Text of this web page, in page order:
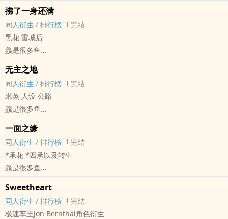
动漫同人 - BL
短篇 - 完结
拂了一身还满
同人衍生 / 排行榜
完结
黑花 雷城后
鱻是很多鱼
盗笔[盗墓笔记] - 黑花[黑眼镜/解语花] 同人衍生 - 小说同人
BL - 短篇 - 完结
无主之地
同人衍生 / 排行榜
完结
米英 人设 公路
鱻是很多鱼
APH[黑塔利亚 ヘタリア] - 米英（美.国（阿尔弗雷德F琼斯）/英.国
（亚瑟柯克兰）） 同人衍生 - BL - 短篇 - 完结
欧美 - 公路文 - 动漫同人
“我们得走了。”
一面之缘
同人衍生 / 排行榜
完结
*承花 *四承以及转生
鱻是很多鱼
漫同人
BL - 短篇 - 完结
Sweetheart
同人衍生 / 排行榜
完结
极速车王Jon Bernthal角色衍生